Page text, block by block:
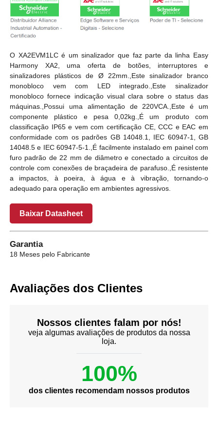
O XA2EVM1LC é um sinalizador que faz parte da linha Easy
Harmony XA2, uma oferta de botões, interruptores e
sinalizadores plásticos de Ø 22mm.,Este sinalizador branco
monobloco vem com LED integrado.,Este sinalizador
monobloco fornece indicação visual clara sobre o status das
máquinas.,Possui uma alimentação de 220VCA.,Este é um
componente plástico e pesa 0,02kg.,É um produto com
classificação IP65 e vem com certificação CE, CCC e EAC em
conformidade com os padrões GB 14048.1, IEC 60947-1, GB
14048.5 e IEC 60947-5-1.,É facilmente instalado em painel com
furo padrão de 22 mm de diâmetro e conectado a circuitos de
controle com conexões de braçadeira de parafuso.,É resistente
a impactos, à poeira, à água e à vibração, tornando-o
adequado para operação em ambientes agressivos.
Baixar Datasheet
Garantia
18 Meses pelo Fabricante
Avaliações dos Clientes
Nossos clientes falam por nós!
veja algumas avaliações de produtos da nossa
loja.
100%
dos clientes recomendam nossos produtos